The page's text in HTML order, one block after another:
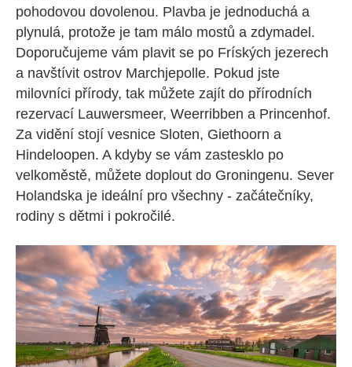
pohodovou dovolenou. Plavba je jednoduchá a
plynulá, protože je tam málo mostů a zdymadel.
Doporučujeme vám plavit se po Fríských jezerech
a navštívit ostrov Marchjepolle. Pokud jste
milovníci přírody, tak můžete zajít do přírodních
rezervací Lauwersmeer, Weerribben a Princenhof.
Za vidění stojí vesnice Sloten, Giethoorn a
Hindeloopen. A kdyby se vám zastesklo po
velkoměstě, můžete doplout do Groningenu. Sever
Holandska je ideální pro všechny - začátečníky,
rodiny s dětmi i pokročilé.